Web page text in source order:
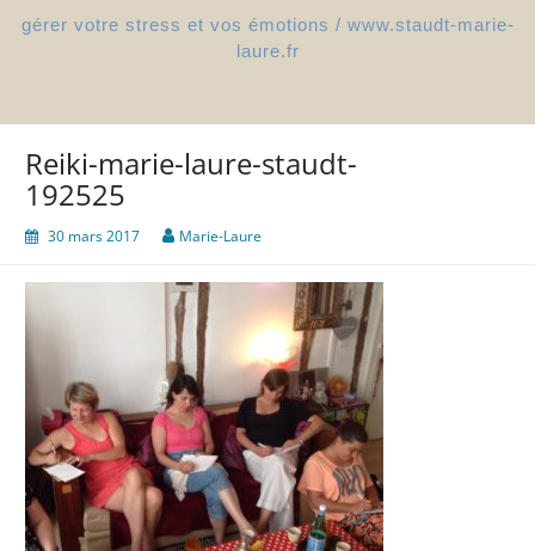
gérer votre stress et vos émotions / www.staudt-marie-
laure.fr
Reiki-marie-laure-staudt-
192525
30 mars 2017 Marie-Laure